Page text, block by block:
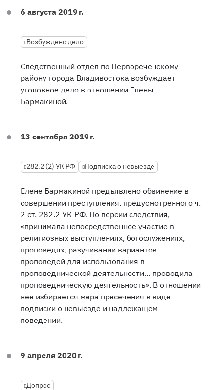
6 августа 2019 г.
Возбуждено дело
Следственный отдел по Первореченскому
району города Владивостока возбуждает
уголовное дело в отношении Елены
Бармакиной.
13 сентября 2019 г.
282.2 (2) УК РФ Подписка о невыезде
Елене Бармакиной предъявлено обвинение в
совершении преступления, предусмотренного ч.
2 ст. 282.2 УК РФ. По версии следствия,
«принимала непосредственное участие в
религиозных выступлениях, богослужениях,
проповедях, разучивании вариантов
проповедей для использования в
проповеднической деятельности… проводила
проповедническую деятельность». В отношении
нее избирается мера пресечения в виде
подписки о невыезде и надлежащем
поведении.
9 апреля 2020 г.
Допрос